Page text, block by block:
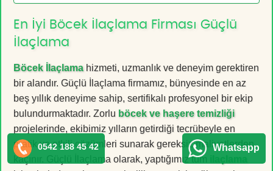
En İyi Böcek İlaçlama Firması Güçlü
İlaçlama
Böcek İlaçlamahizmeti, uzmanlık ve deneyim gerektiren
bir alandır. Güçlü İlaçlama firmamız, bünyesinde en az
beş yıllık deneyime sahip, sertifikalı profesyonel bir ekip
bulundurmaktadır. Zorlu böcek ve haşere temizliği
projelerinde, ekibimiz yılların getirdiği tecrübeyle en
pratik ve etkili çözümleri sunarak gereksiz maliyetlerden
kaçınır. Güçlü İlaçlama olarak, yaptığımız tüm
0542 188 45 42 Whatsapp